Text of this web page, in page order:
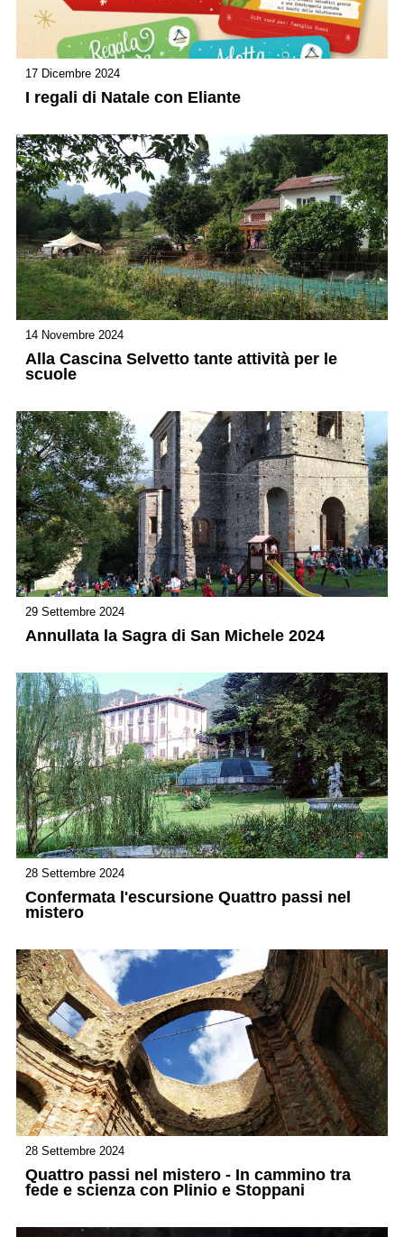
17 Dicembre 2024
I regali di Natale con Eliante
14 Novembre 2024
Alla Cascina Selvetto tante attività per le
scuole
29 Settembre 2024
Annullata la Sagra di San Michele 2024
28 Settembre 2024
Confermata l'escursione Quattro passi nel
mistero
28 Settembre 2024
Quattro passi nel mistero - In cammino tra
fede e scienza con Plinio e Stoppani